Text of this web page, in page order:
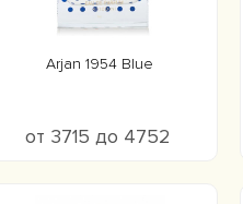
Arjan 1954 Blue
от 3715 до 4752